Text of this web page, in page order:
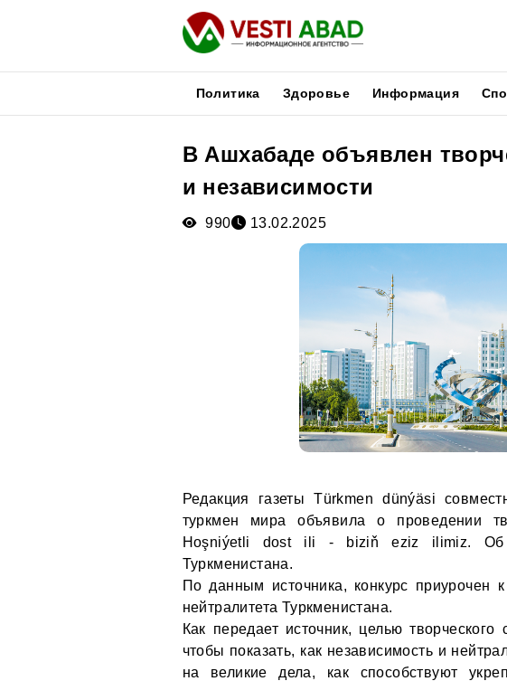
Политика Здоровье Информация
В Ашхабаде объявлен
и независимости
990 13.02.2025
Редакция газеты Türkmen dünýäsi
туркмен мира объявила о проведении
Hoşniýetli dost ili - biziň eziz ilimiz.
Туркменистана.
По данным источника, конкурс приурочен
нейтралитета Туркменистана.
Как передает источник, целью творческого
чтобы показать, как независимость и
на великие дела, как способствуют